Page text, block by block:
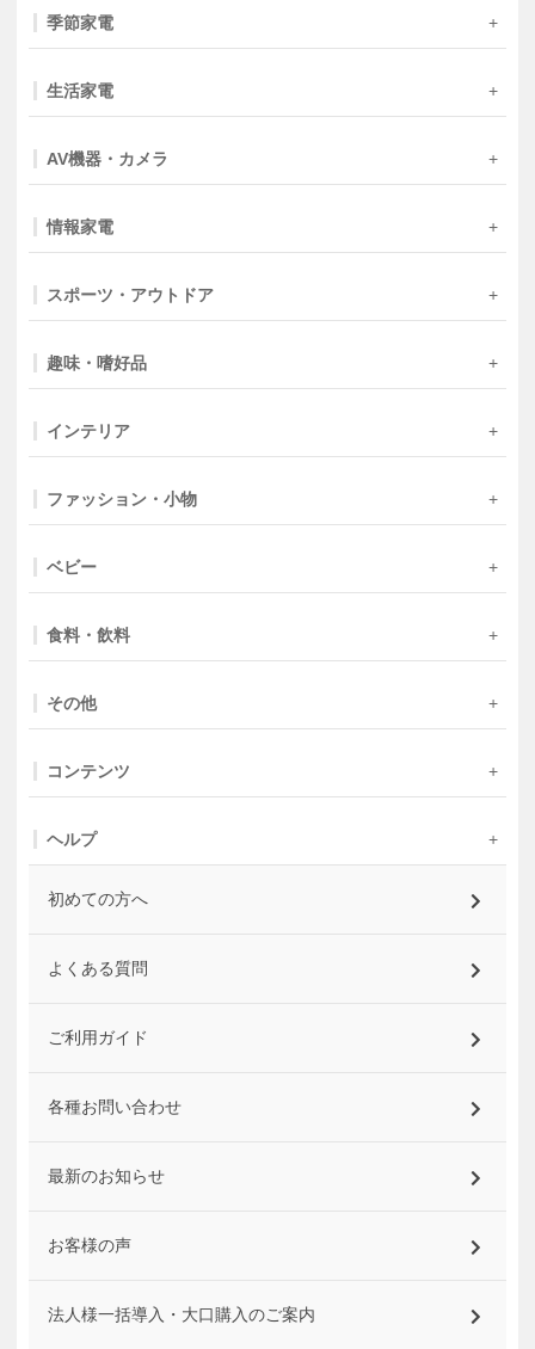
季節家電
生活家電
AV機器・カメラ
情報家電
スポーツ・アウトドア
趣味・嗜好品
インテリア
ファッション・小物
ベビー
食料・飲料
その他
コンテンツ
ヘルプ
初めての方へ
よくある質問
ご利用ガイド
各種お問い合わせ
最新のお知らせ
お客様の声
法人様一括導入・大口購入のご案内